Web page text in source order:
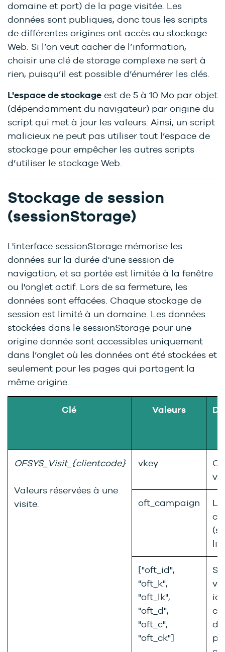
domaine et port) de la page visitée. Les
données sont publiques, donc tous les scripts
de différentes origines ont accès au stockage
Web. Si l’on veut cacher de l’information,
choisir une clé de storage complexe ne sert à
rien, puisqu’il est possible d’énumérer les clés.
L'espace de stockage est de 5 à 10 Mo par objet
(dépendamment du navigateur) par origine du
script qui met à jour les valeurs. Ainsi, un script
malicieux ne peut pas utiliser tout l’espace de
stockage pour empêcher les autres scripts
d’utiliser le stockage Web.
Stockage de session
(sessionStorage)
L'interface sessionStorage mémorise les
données sur la durée d'une session de
navigation, et sa portée est limitée à la fenêtre
ou l'onglet actif. Lors de sa fermeture, les
données sont effacées. Chaque stockage de
session est limité à un domaine. Les données
stockées dans le sessionStorage pour une
origine donnée sont accessibles uniquement
dans l’onglet où les données ont été stockées et
seulement pour les pages qui partagent la
même origine.
Clé Valeurs
OFSYS_Visit_{clientcode}
Valeurs réservées à une
visite.
vkey
oft_campaign
La
["oft_id",
"oft_k",
"oft_lk",
"oft_d",
"oft_c",
"oft_ck"]